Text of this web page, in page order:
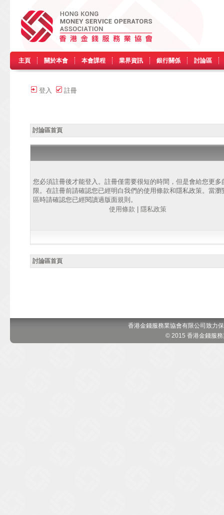
主頁 關於本會 本會課程 業界資訊 銀行關係 討論區
登入 註冊
討論區首頁
您必須註冊後才能登入。註冊僅需要很短的時間，但是會給您更多
限。在註冊前請確認您已經明白我們的使用條款和隱私政策。當瀏
區時請確認您已經閱讀過版面規則。
使用條款
隱私政策
討論區首頁
香港金錢服務業協會有限公司致力
© 2015 香港金錢服